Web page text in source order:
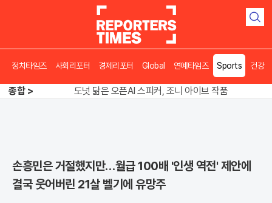
검
정치타임즈 사회리포터 경제리포터 Global 연예타임즈 Sports 건강
종합 >
송영길 인천서 반전 노려, 2주차 경선 요동
도넛 닮은 오픈AI 스피커, 조니 아이브 작품
손흥민은 거절했지만…월급 100배 '인생 역전' 제안에
결국 웃어버린 21살 벨기에 유망주